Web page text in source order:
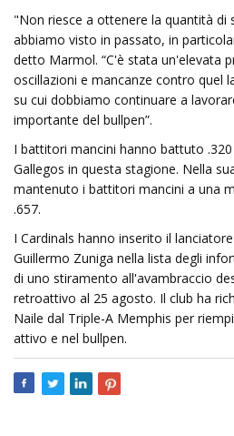
"Non riesce a ottenere la quantità di
abbiamo visto in passato, in
detto Marmol. “C'è stata un'elevata
oscillazioni e mancanze contro quel
su cui dobbiamo continuare a
importante del bullpen”.
I battitori mancini hanno battuto
Gallegos in questa stagione. Nella
mantenuto i battitori mancini a una
.657.
I Cardinals hanno inserito il
Guillermo Zuniga nella lista degli
di uno stiramento all'avambraccio
retroattivo al 25 agosto. Il club ha
Naile dal Triple-A Memphis per
attivo e nel bullpen.